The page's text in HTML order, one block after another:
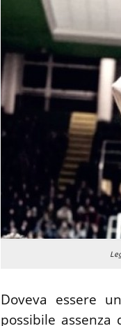
Doveva essere
possibile